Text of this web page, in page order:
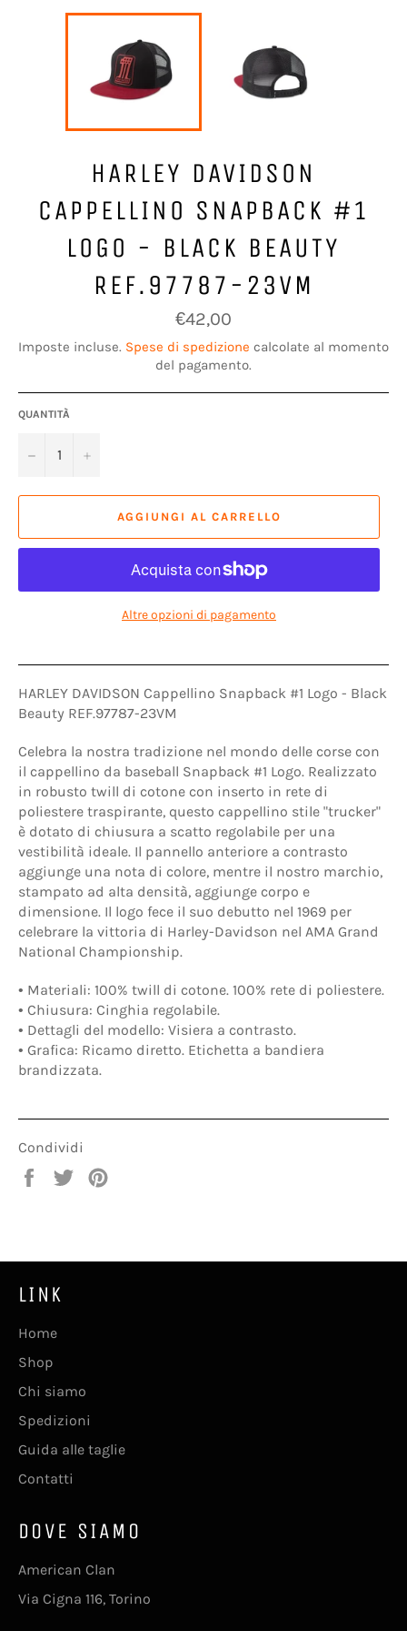
HARLEY DAVIDSON
CAPPELLINO SNAPBACK #1
LOGO - BLACK BEAUTY
REF.97787-23VM
Prezzo
di
listino
€42,00
Imposte incluse. Spese di spedizione calcolate al momento
del pagamento.
QUANTITÀ
− +
AGGIUNGI AL CARRELLO
Altre opzioni di pagamento
HARLEY DAVIDSON Cappellino Snapback #1 Logo - Black
Beauty REF.97787-23VM
Celebra la nostra tradizione nel mondo delle corse con
il cappellino da baseball Snapback #1 Logo. Realizzato
in robusto twill di cotone con inserto in rete di
poliestere traspirante, questo cappellino stile "trucker"
è dotato di chiusura a scatto regolabile per una
vestibilità ideale. Il pannello anteriore a contrasto
aggiunge una nota di colore, mentre il nostro marchio,
stampato ad alta densità, aggiunge corpo e
dimensione. Il logo fece il suo debutto nel 1969 per
celebrare la vittoria di Harley-Davidson nel AMA Grand
National Championship.
• Materiali: 100% twill di cotone. 100% rete di poliestere.
• Chiusura: Cinghia regolabile.
• Dettagli del modello: Visiera a contrasto.
• Grafica: Ricamo diretto. Etichetta a bandiera
brandizzata.
Condividi
Condividi
Twitta
LINK
Home
Shop
Chi siamo
Spedizioni
Guida alle taglie
Contatti
DOVE SIAMO
American Clan
Via Cigna 116, Torino